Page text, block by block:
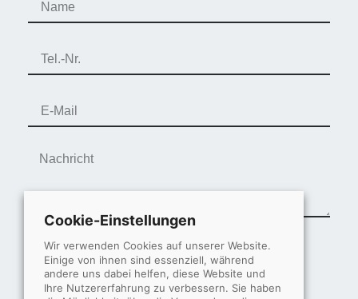
0 - 7 =
Cookie-Einstellungen
Wir verwenden Cookies auf unserer Website.
Einige von ihnen sind essenziell, während
andere uns dabei helfen, diese Website und
Ihre Nutzererfahrung zu verbessern. Sie haben